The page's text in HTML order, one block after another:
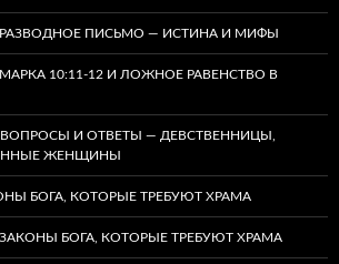
ПИСЬМО — ИСТИНА И МИФЫ
10:11-12 И ЛОЖНОЕ РАВЕНСТВО В
И ОТВЕТЫ — ДЕВСТВЕННИЦЫ,
ЖЕНЩИНЫ
БОГА, КОТОРЫЕ ТРЕБУЮТ ХРАМА
БОГА, КОТОРЫЕ ТРЕБУЮТ ХРАМА